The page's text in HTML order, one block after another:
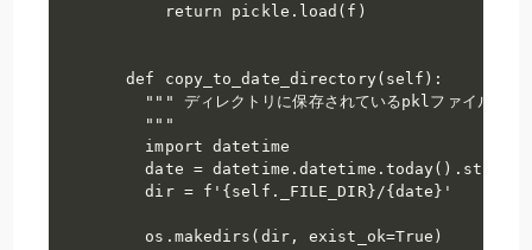
      return pickle.load(f)
  def copy_to_date_directory(self):
""" ディレクトリに保存されているpklファイルを日
    """
    import datetime
date =
    dir = f'{self._FILE_DIR}/{date}'
    os.makedirs(dir, exist_ok=True)